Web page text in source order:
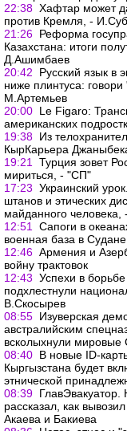
22:38 Хафтар может
против Кремля, -
21:26 Реформа
Казахстана: итоги
Д.Ашимбаев
20:42
Русский язык в
ниже плинтуса:
М.Артемьев
20:00 Le Figaro:
американских
19:38 Из
КырКарьера
19:21
Турция зовет
мириться, - "СП"
17:23 Украинский
штанов и этических
майданного человека,
12:51
Сапоги в
военная база в Судане
12:46 Армения и
войну трактовок
12:43 Успехи в
подхлестнули
В.Скосырев
08:55 Изуверская
австралийским
всколыхнули
08:40 В новые ID-
Кыргызстана будет
этнической
08:39 ГлавЭвакуатор.
рассказал, как
Акаева и Бакиева